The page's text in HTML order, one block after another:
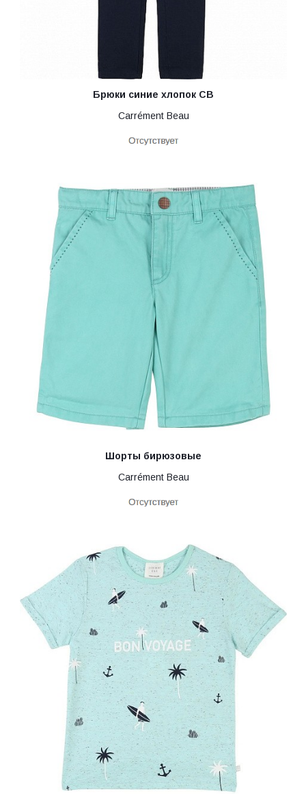
Брюки синие хлопок CB
Carrément Beau
Шорты бирюзовые
Carrément Beau